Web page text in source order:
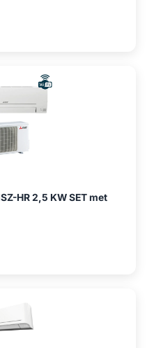
HR 2,5 KW SET met